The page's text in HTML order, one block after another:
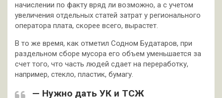
начислении по факту вряд ли возможно, а с учетом
увеличения отдельных статей затрат у регионального
оператора плата, скорее всего, вырастет.
В то же время, как отметил Содном Будатаров, при
раздельном сборе мусора его объем уменьшается за
счет того, что часть людей сдает на переработку,
например, стекло, пластик, бумагу.
— Нужно дать УК и ТСЖ